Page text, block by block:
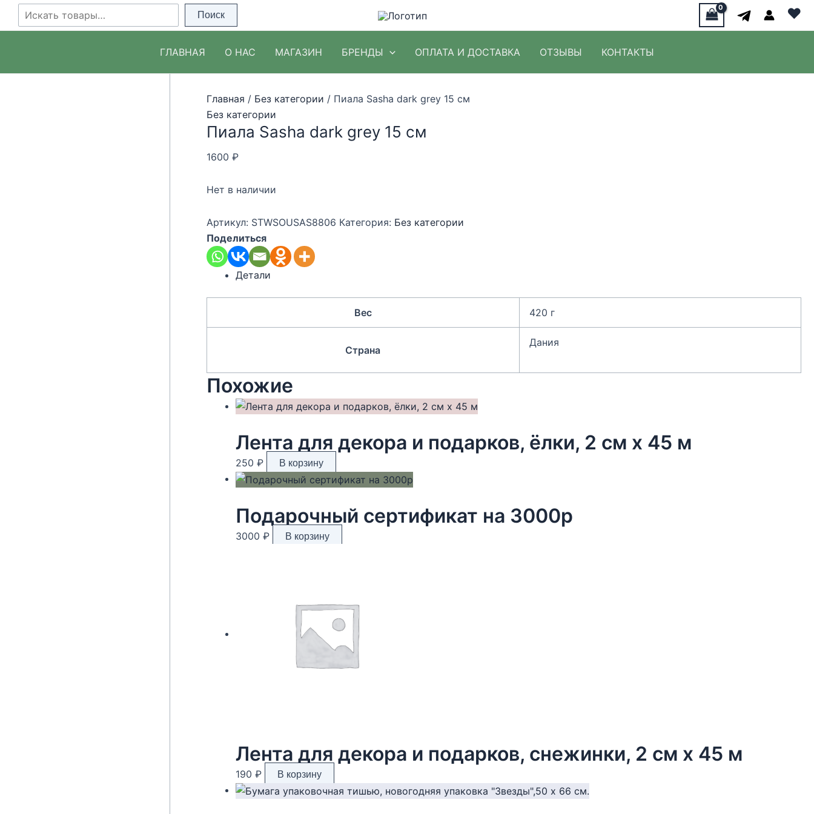
Перейти
Поиск Поиск ♥
ГЛАВНАЯ О НАС МАГАЗИН БРЕНДЫ ОПЛАТА И ДОСТАВКА ОТЗЫВЫ КОНТАКТЫ
Главная / Без категории / Пиала Sasha dark grey 15 см
Без категории
Пиала Sasha dark grey 15 см
1600 ₽
Нет в наличии
Артикул: STWSOUSAS8806 Категория: Без категории
Поделиться
Детали
Вес 420 г
Страна
Дания
Похожие
Лента для декора и подарков, ёлки, 2 см х 45 м
250 ₽ В корзину
Подарочный сертификат на 3000р
3000 ₽ В корзину
Лента для декора и подарков, снежинки, 2 см х 45 м
190 ₽ В корзину